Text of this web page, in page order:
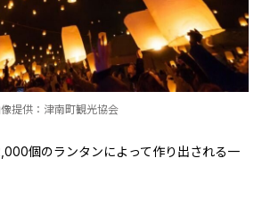
提供：津南町観光協会
個のランタンによって作り出される一